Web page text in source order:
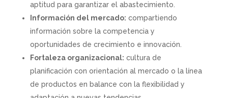
aptitud para garantizar el abastecimiento.
Información del mercado: compartiendo
información sobre la competencia y
oportunidades de crecimiento e innovación.
Fortaleza organizacional: cultura de
planificación con orientación al mercado o la línea
de productos en balance con la flexibilidad y